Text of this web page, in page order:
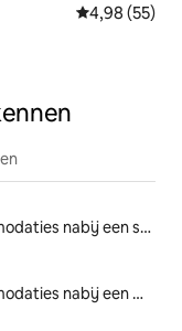
Gemiddelde
4,98 (55)
Accommodaties nabij een strand
Accommodaties nabij een meer